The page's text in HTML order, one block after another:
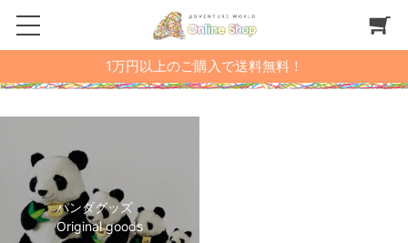
1万円以上のご購入で送料無料！
パンダグッズ
Original goods